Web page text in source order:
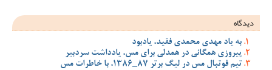
دیدگاه
به یاد مهدی محمدی فقید، یادبود
پیروزی همگانی در همدلی برای مس، یادداشت سردبیر
تیم فوتبال مس در لیگ برتر 87_1386، با خاطرات مس